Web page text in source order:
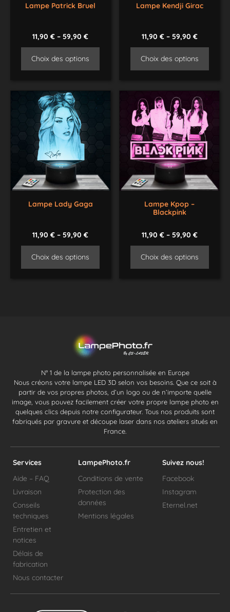
Lampe Patrick Bruel
11,90€ –59,90€
Choix des options
Lampe Kendji Girac
11,90 €– 59,90 €
Choix des options
Lampe Lady Gaga
11,90€ –59,90€
Choix des options
Lampe Kpop –
Blackpink
11,90 €– 59,90 €
Choix des options
N° 1 de la lampe photo personnalisée en Europe
Nous créons votre lampe LED 3D selon vos besoins. Que ce soit à
partir de vos propres photos, d’un logo ou de n’importe quelle
image, vous pouvez facilement créer votre propre lampe photo en
quelques clics depuis notre configurateur. Tous nos produits sont
fabriqués par gravure et découpe laser dans nos ateliers situés en
France.
Services
Aide – FAQ
Livraison
Conseils
techniques
Entretien et
notices
Délais de
fabrication
Nous contacter
LampePhoto.fr
Conditions de vente
Protection des
données
Mentions légales
Suivez nous!
Facebook
Instagram
Eternel.net